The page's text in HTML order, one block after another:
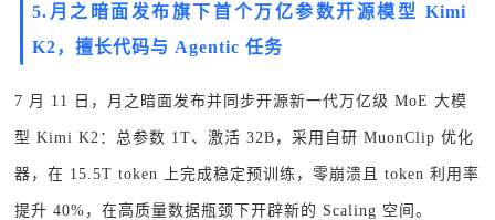
5. 月之暗面发布旗下首个万亿参数开源模型 Kimi
K2，擅长代码与 Agentic 任务
7 月 11 日，月之暗面发布并同步开源新一代万亿级 MoE 大模
型 Kimi K2：总参数 1T、激活 32B，采用自研 MuonClip 优化
器，在 15.5T token 上完成稳定预训练，零崩溃且 token 利用率
提升 40%，在高质量数据瓶颈下开辟新的 Scaling 空间。